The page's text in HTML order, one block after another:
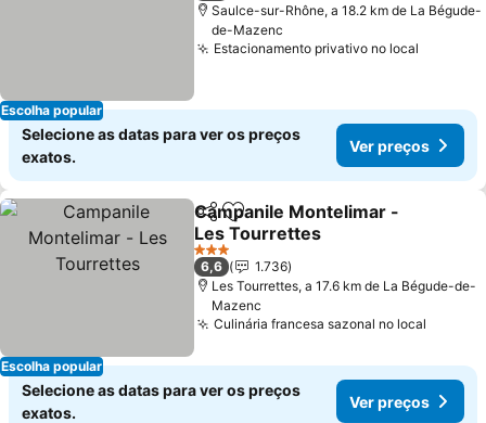
Escolha popular
Saulce-sur-Rhône, a 18.2 km de La Bégude-
de-Mazenc
Estacionamento privativo no local
Selecione as datas para ver os preços
exatos.
Ver preços
Escolha popular
PartilharAdicionar aos favoritos
Campanile Montelimar -
Les Tourrettes
Ver preços
3 Estrelas
6,6
1.736
Les Tourrettes, a 17.6 km de La Bégude-de-
Mazenc
Culinária francesa sazonal no local
Selecione as datas para ver os preços
exatos.
Ver preços